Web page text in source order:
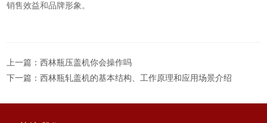
销售效益和品牌形象。
上一篇：西林瓶压盖机你会操作吗
下一篇：西林瓶轧盖机的基本结构、工作原理和应用场景介绍